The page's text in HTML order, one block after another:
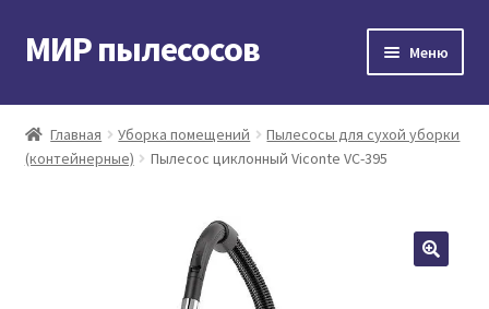
Перейти
к
Перейти
к
МИР пылесосов Меню
Главная
Мой аккаунт
Главная Уборка помещений
Пылесосы для сухой уборки
(контейнерные)
Пылесос циклонный Viconte VC-395